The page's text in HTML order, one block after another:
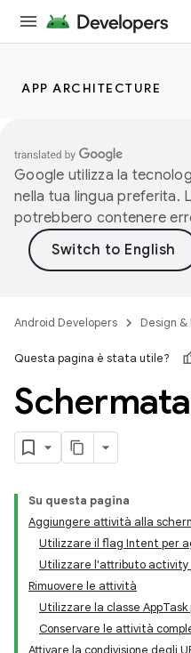
APP ARCHITECTURE
Google utilizza la
nella tua lingua preferita.
potrebbero contenere
Android Developers Design &
Questa pagina è stata utile?
Su questa pagina
Aggiungere attività alla
Utilizzare il flag Intent per
Utilizzare l'attributo
Rimuovere le attività
Utilizzare la classe
Conservare le attività
Attivare la condivisione degli